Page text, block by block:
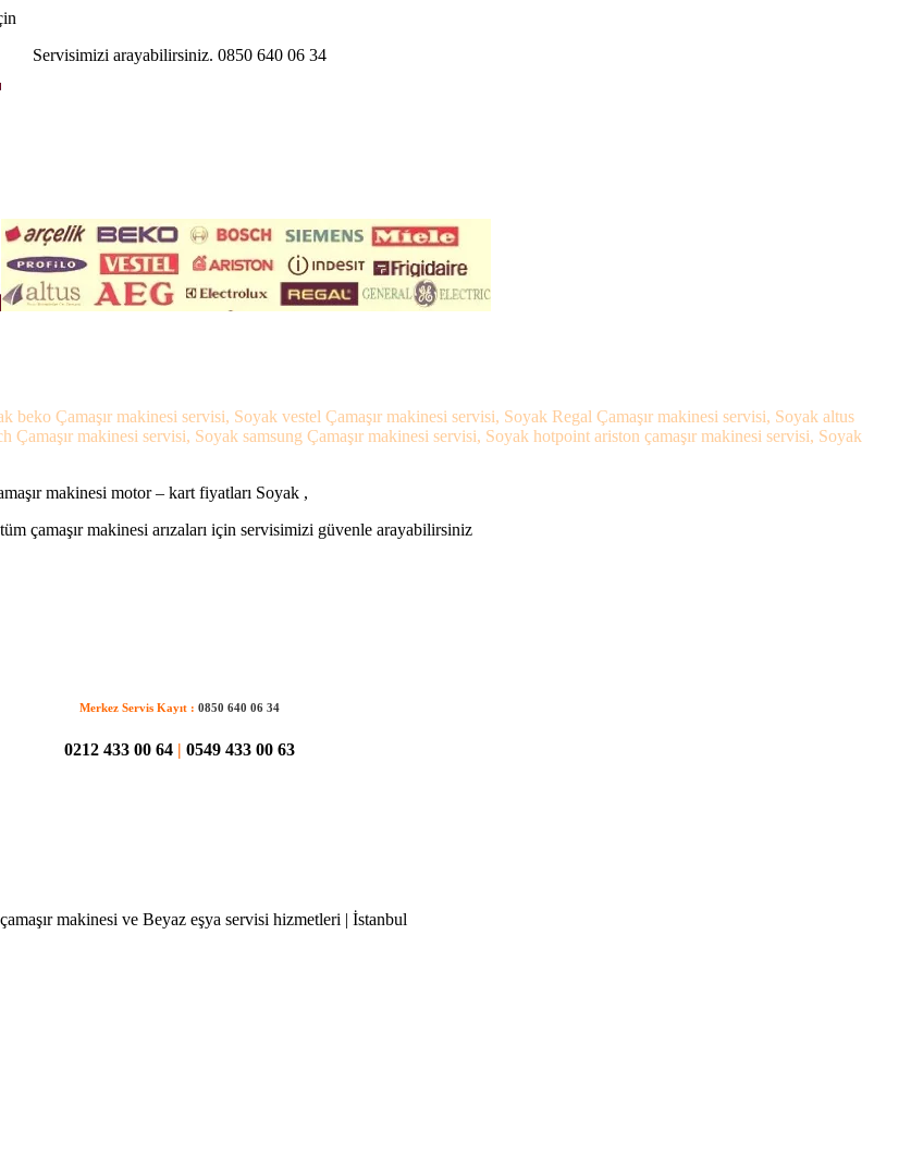
Servisimizi arayabilirsiniz. 0850 640 06 34
Çamaşır makinesi servisi, Soyak vestel Çamaşır makinesi servisi, Soyak Regal Çamaşır makinesi servisi, Soyak altus
makinesi servisi, Soyak samsung Çamaşır makinesi servisi, Soyak hotpoint ariston çamaşır makinesi servisi, Soyak
makinesi motor – kart fiyatları Soyak ,
çamaşır makinesi arızaları için servisimizi güvenle arayabilirsiniz
Merkez Servis Kayıt : 0850 640 06 34
0212 433 00 64 0549 433 00 63
makinesi ve Beyaz eşya servisi hizmetleri | İstanbul